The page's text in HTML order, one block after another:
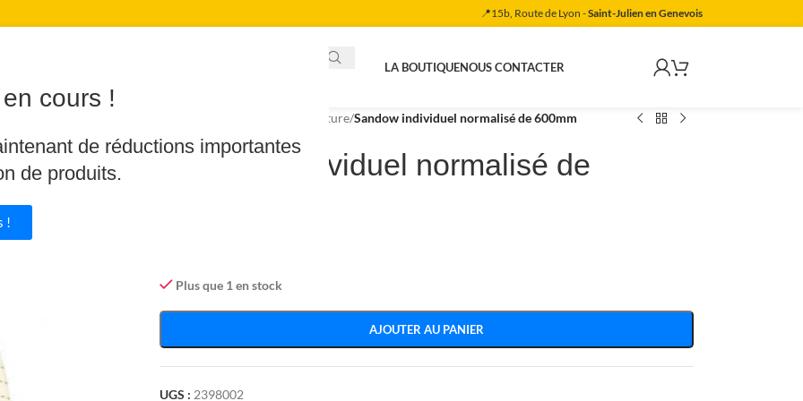
cours !
de réductions importantes
de produits.
!
📍15b, Route de Lyon -Saint-Julien en Genevois
LA BOUTIQUENOUS CONTACTER
Couverture/Sandow individuel normalisé de 600mm
Sandow individuel normalisé de
Plus que 1 en stock
AJOUTER AU PANIER
UGS : 2398002